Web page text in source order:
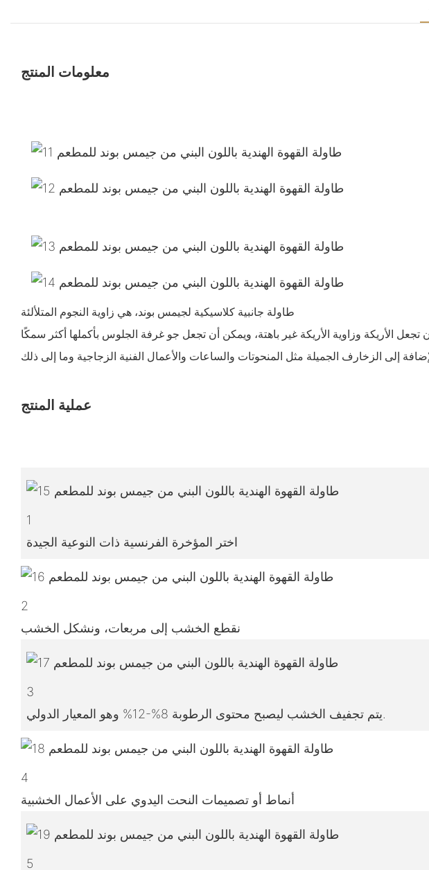
معلومات المنتج
عملية المنتج
1
اختر المؤخرة الفرنسية ذات النوعية الجيدة
2
نقطع الخشب إلى مربعات، ونشكل الخشب
3
يتم تجفيف الخشب ليصبح محتوى الرطوبة 8%-12% وهو المعيار الدولي.
4
أنماط أو تصميمات النحت اليدوي على الأعمال الخشبية
5